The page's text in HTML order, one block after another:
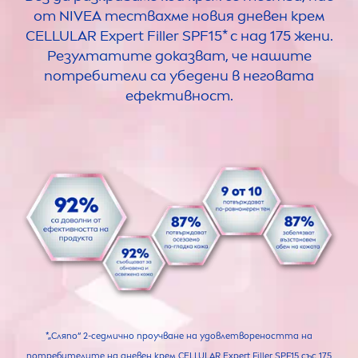
от NIVEA тествахме новия дневен крем
CELLULAR Expert FillerSPF15* с над 175 жени.
Резултатите доказват, че нашите
потребители са убедени в неговата
ефективност.
*„Сляпо“ 2-седмично проучване на удовлетвореността на
потребителите на дневен крем CELLULAR Expert Filler SPF15 със 175